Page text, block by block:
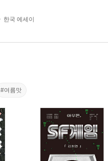
한국 에세이
#여름맛